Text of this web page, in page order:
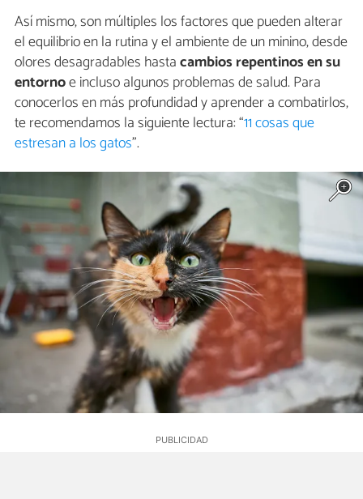
Así mismo, son múltiples los factores que pueden alterar
el equilibrio en la rutina y el ambiente de un minino, desde
olores desagradables hastacambios repentinos en su
entornoe incluso algunos problemas de salud. Para
conocerlos en más profundidad y aprender a combatirlos,
te recomendamos la siguiente lectura: “11 cosas que
estresan a los gatos”.